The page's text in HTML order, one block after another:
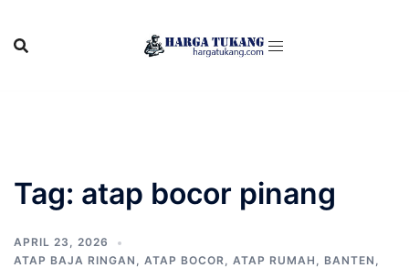
content
Tag: atap bocor pinang
APRIL 23, 2026
ATAP BAJA RINGAN , ATAP BOCOR, ATAP RUMAH , BANTEN ,